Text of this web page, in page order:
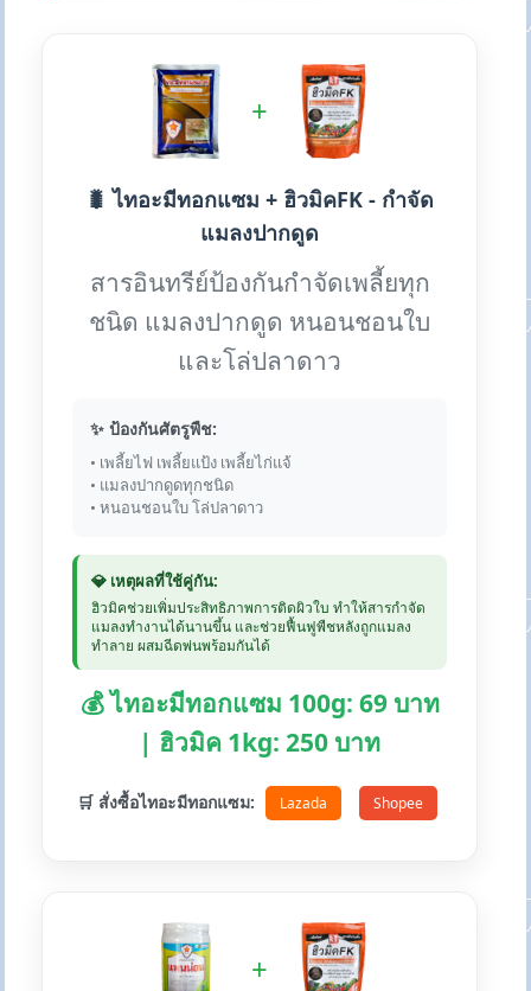
+
🐛 ไทอะมีทอกแซม + ฮิวมิคFK - กำจัด
แมลงปากดูด
สารอินทรีย์ป้องกันกำจัดเพลี้ยทุก
ชนิด แมลงปากดูด หนอนชอนใบ
และโล่ปลาดาว
✨ ป้องกันศัตรูพืช:
• เพลี้ยไฟ เพลี้ยแป้ง เพลี้ยไก่แจ้
• แมลงปากดูดทุกชนิด
• หนอนชอนใบ โล่ปลาดาว
💎 เหตุผลที่ใช้คู่กัน:
ฮิวมิคช่วยเพิ่มประสิทธิภาพการติดผิวใบ ทำให้สารกำจัด
แมลงทำงานได้นานขึ้น และช่วยฟื้นฟูพืชหลังถูกแมลง
ทำลาย ผสมฉีดพ่นพร้อมกันได้
💰 ไทอะมีทอกแซม 100g: 69 บาท
| ฮิวมิค 1kg: 250 บาท
🛒 สั่งซื้อไทอะมีทอกแซม: Lazada Shopee
+